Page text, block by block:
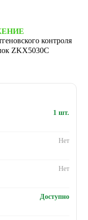
контроля
ZKX5030C
1 шт.
Нет
Нет
Доступно